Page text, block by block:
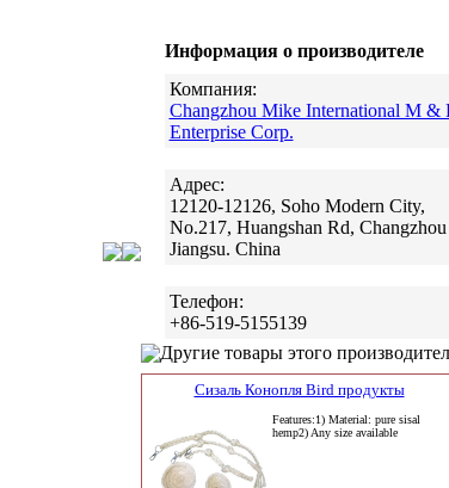
Информация о производителе
Компания:
Changzhou Mike International M &
Enterprise Corp.
Адрес:
12120-12126, Soho Modern City,
No.217, Huangshan Rd, Changzhou
Jiangsu. China
Телефон:
+86-519-5155139
Другие товары этого
Сизаль Конопля Bird продукты
Features:1) Material: pure sisal
hemp2) Any size available